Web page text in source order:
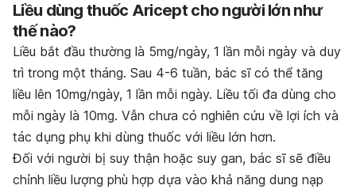
Liều dùng thuốc Aricept cho người lớn như
thế nào?
Liều bắt đầu thường là 5mg/ngày, 1 lần mỗi ngày và duy
trì trong một tháng. Sau 4-6 tuần, bác sĩ có thể tăng
liều lên 10mg/ngày, 1 lần mỗi ngày. Liều tối đa dùng cho
mỗi ngày là 10mg. Vẫn chưa có nghiên cứu về lợi ích và
tác dụng phụ khi dùng thuốc với liều lớn hơn.
Đối với người bị suy thận hoặc suy gan, bác sĩ sẽ điều
chỉnh liều lượng phù hợp dựa vào khả năng dung nạp